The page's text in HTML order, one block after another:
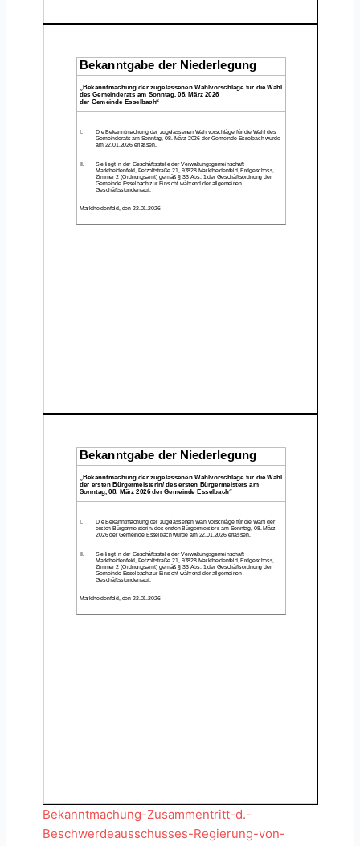
Bekanntmachung-Zusammentritt-d.-
Beschwerdeausschusses-Regierung-von-